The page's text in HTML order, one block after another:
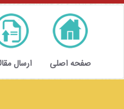
صفحه اصلی ارسال